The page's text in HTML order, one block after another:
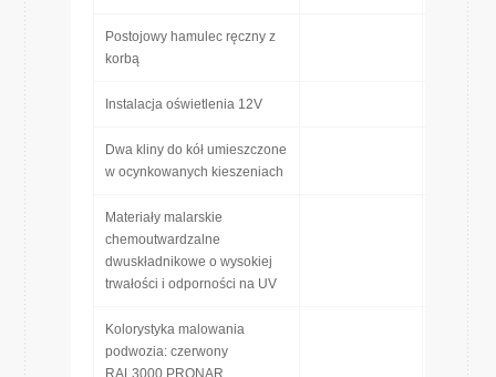
Postojowy hamulec ręczny z
korbą
Instalacja oświetlenia 12V
Dwa kliny do kół umieszczone
w ocynkowanych kieszeniach
Materiały malarskie
chemoutwardzalne
dwuskładnikowe o wysokiej
trwałości i odporności na UV
Kolorystyka malowania
podwozia: czerwony
RAL3000 PRONAR